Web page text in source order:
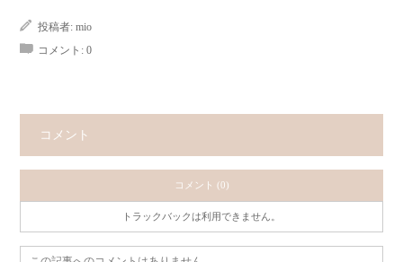
投稿者: mio
コメント: 0
コメント
コメント (0)
トラックバックは利用できません。